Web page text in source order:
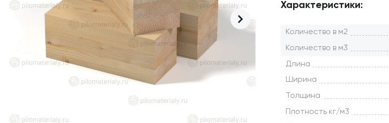
Характеристики:
Количество в м2
Количество в м3
Длина
Ширина
Толщина
Плотность кг/м3